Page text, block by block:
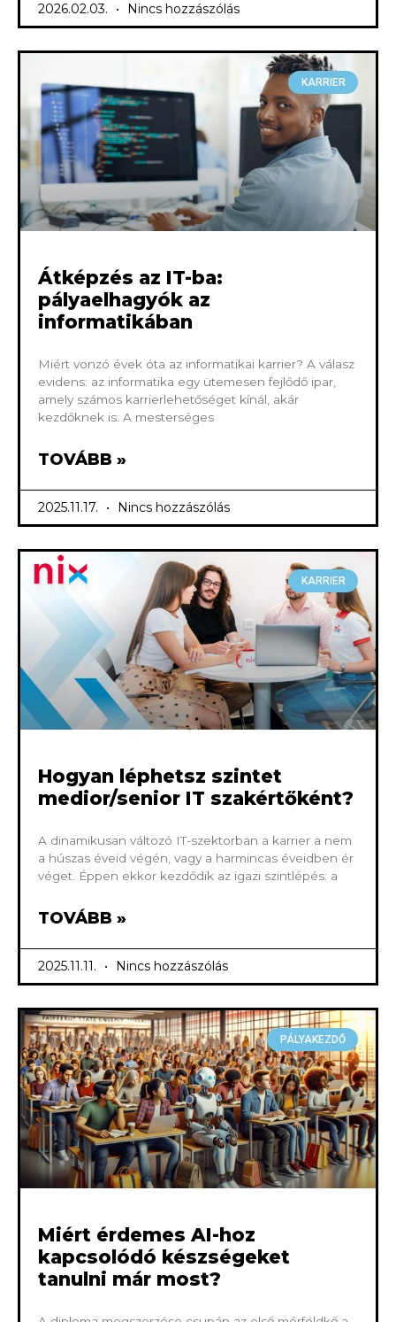
2026.02.03. Nincs hozzászólás
KARRIER
Átképzés az IT-ba:
pályaelhagyók az
informatikában
Miért vonzó évek óta az informatikai karrier? A válasz
evidens: az informatika egy ütemesen fejlődő ipar,
amely számos karrierlehetőséget kínál, akár
kezdőknek is. A mesterséges
TOVÁBB »
2025.11.17. Nincs hozzászólás
KARRIER
Hogyan léphetsz szintet
medior/senior IT szakértőként?
A dinamikusan változó IT-szektorban a karrier a nem
a húszas éveid végén, vagy a harmincas éveidben ér
véget. Éppen ekkor kezdődik az igazi szintlépés: a
TOVÁBB »
2025.11.11. Nincs hozzászólás
PÁLYAKEZDŐ
Miért érdemes AI-hoz
kapcsolódó készségeket
tanulni már most?